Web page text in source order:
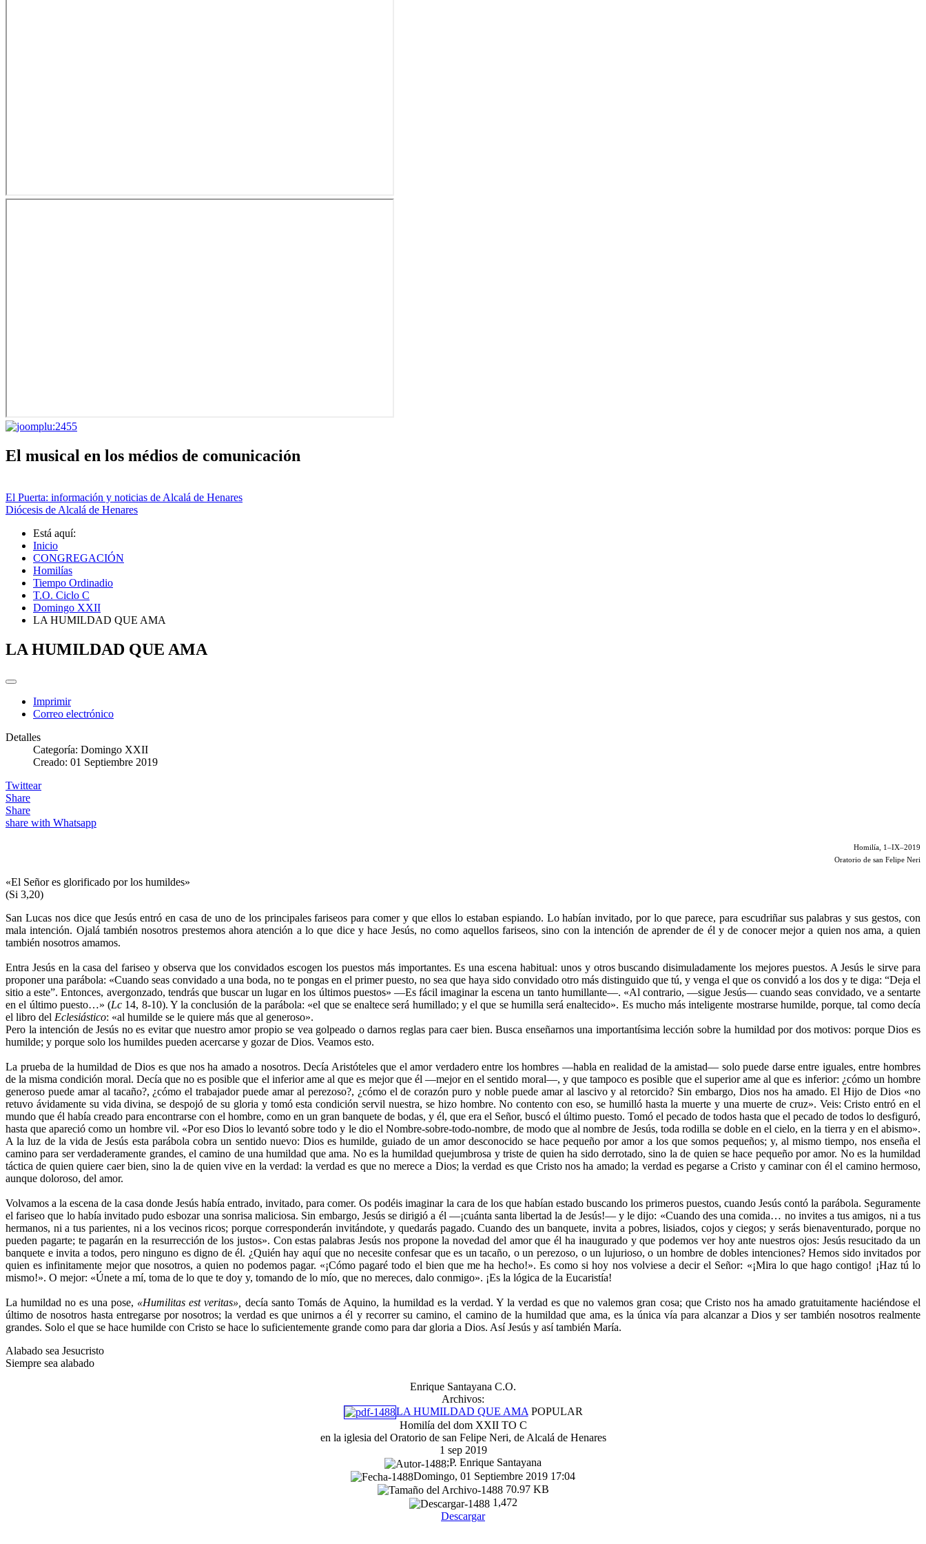
El musical en los médios de comunicación
El Puerta: información y noticias de Alcalá de Henares
Diócesis de Alcalá de Henares
Está aquí:
Inicio
CONGREGACIÓN
Homilías
Tiempo Ordinadio
T.O. Ciclo C
Domingo XXII
LA HUMILDAD QUE AMA
LA HUMILDAD QUE AMA
Imprimir
Correo electrónico
Detalles
Categoría: Domingo XXII
Creado: 01 Septiembre 2019
Twittear
Share
Share
share with Whatsapp
Homilía, 1–IX–2019
Oratorio de san Felipe Neri
«El Señor es glorificado por los humildes»
(Si 3,20)
San Lucas nos dice que Jesús entró en casa de uno de los principales fariseos para comer y que ellos lo estaban espiando. Lo habían invitado, por lo que parece, para escudriñar sus palabras y sus gestos, con
mala intención. Ojalá también nosotros prestemos ahora atención a lo que dice y hace Jesús, no como aquellos fariseos, sino con la intención de aprender de él y de conocer mejor a quien nos ama, a quien
también nosotros amamos.
Entra Jesús en la casa del fariseo y observa que los convidados escogen los puestos más importantes. Es una escena habitual: unos y otros buscando disimuladamente los mejores puestos. A Jesús le sirve para
proponer una parábola: «Cuando seas convidado a una boda, no te pongas en el primer puesto, no sea que haya sido convidado otro más distinguido que tú, y venga el que os convidó a los dos y te diga: “Deja el
sitio a este”. Entonces, avergonzado, tendrás que buscar un lugar en los últimos puestos» —Es fácil imaginar la escena un tanto humillante—. «Al contrario, —sigue Jesús— cuando seas convidado, ve a sentarte
en el último puesto…» (Lc 14, 8-10). Y la conclusión de la parábola: «el que se enaltece será humillado; y el que se humilla será enaltecido». Es mucho más inteligente mostrarse humilde, porque, tal como decía
el libro del Eclesiástico: «al humilde se le quiere más que al generoso».
Pero la intención de Jesús no es evitar que nuestro amor propio se vea golpeado o darnos reglas para caer bien. Busca enseñarnos una importantísima lección sobre la humildad por dos motivos: porque Dios es
humilde; y porque solo los humildes pueden acercarse y gozar de Dios. Veamos esto.
La prueba de la humildad de Dios es que nos ha amado a nosotros. Decía Aristóteles que el amor verdadero entre los hombres —habla en realidad de la amistad— solo puede darse entre iguales, entre hombres
de la misma condición moral. Decía que no es posible que el inferior ame al que es mejor que él —mejor en el sentido moral—, y que tampoco es posible que el superior ame al que es inferior: ¿cómo un hombre
generoso puede amar al tacaño?, ¿cómo el trabajador puede amar al perezoso?, ¿cómo el de corazón puro y noble puede amar al lascivo y al retorcido? Sin embargo, Dios nos ha amado. El Hijo de Dios «no
retuvo ávidamente su vida divina, se despojó de su gloria y tomó esta condición servil nuestra, se hizo hombre. No contento con eso, se humilló hasta la muerte y una muerte de cruz». Veis: Cristo entró en el
mundo que él había creado para encontrarse con el hombre, como en un gran banquete de bodas, y él, que era el Señor, buscó el último puesto. Tomó el pecado de todos hasta que el pecado de todos lo desfiguró,
hasta que apareció como un hombre vil. «Por eso Dios lo levantó sobre todo y le dio el Nombre-sobre-todo-nombre, de modo que al nombre de Jesús, toda rodilla se doble en el cielo, en la tierra y en el abismo».
A la luz de la vida de Jesús esta parábola cobra un sentido nuevo: Dios es humilde, guiado de un amor desconocido se hace pequeño por amor a los que somos pequeños; y, al mismo tiempo, nos enseña el
camino para ser verdaderamente grandes, el camino de una humildad que ama. No es la humildad quejumbrosa y triste de quien ha sido derrotado, sino la de quien se hace pequeño por amor. No es la humildad
táctica de quien quiere caer bien, sino la de quien vive en la verdad: la verdad es que no merece a Dios; la verdad es que Cristo nos ha amado; la verdad es pegarse a Cristo y caminar con él el camino hermoso,
aunque doloroso, del amor.
Volvamos a la escena de la casa donde Jesús había entrado, invitado, para comer. Os podéis imaginar la cara de los que habían estado buscando los primeros puestos, cuando Jesús contó la parábola. Seguramente
el fariseo que lo había invitado pudo esbozar una sonrisa maliciosa. Sin embargo, Jesús se dirigió a él —¡cuánta santa libertad la de Jesús!— y le dijo: «Cuando des una comida… no invites a tus amigos, ni a tus
hermanos, ni a tus parientes, ni a los vecinos ricos; porque corresponderán invitándote, y quedarás pagado. Cuando des un banquete, invita a pobres, lisiados, cojos y ciegos; y serás bienaventurado, porque no
pueden pagarte; te pagarán en la resurrección de los justos». Con estas palabras Jesús nos propone la novedad del amor que él ha inaugurado y que podemos ver hoy ante nuestros ojos: Jesús resucitado da un
banquete e invita a todos, pero ninguno es digno de él. ¿Quién hay aquí que no necesite confesar que es un tacaño, o un perezoso, o un lujurioso, o un hombre de dobles intenciones? Hemos sido invitados por
quien es infinitamente mejor que nosotros, a quien no podemos pagar. «¡Cómo pagaré todo el bien que me ha hecho!». Es como si hoy nos volviese a decir el Señor: «¡Mira lo que hago contigo! ¡Haz tú lo
mismo!». O mejor: «Únete a mí, toma de lo que te doy y, tomando de lo mío, que no mereces, dalo conmigo». ¡Es la lógica de la Eucaristía!
La humildad no es una pose, «Humilitas est veritas», decía santo Tomás de Aquino, la humildad es la verdad. Y la verdad es que no valemos gran cosa; que Cristo nos ha amado gratuitamente haciéndose el
último de nosotros hasta entregarse por nosotros; la verdad es que unirnos a él y recorrer su camino, el camino de la humildad que ama, es la única vía para alcanzar a Dios y ser también nosotros realmente
grandes. Solo el que se hace humilde con Cristo se hace lo suficientemente grande como para dar gloria a Dios. Así Jesús y así también María.
Alabado sea Jesucristo
Siempre sea alabado
Enrique Santayana C.O.
Archivos:
LA HUMILDAD QUE AMA POPULAR
Homilía del dom XXII TO C
en la iglesia del Oratorio de san Felipe Neri, de Alcalá de Henares
1 sep 2019
;P. Enrique Santayana
Domingo, 01 Septiembre 2019 17:04
70.97 KB
1,472
Descargar